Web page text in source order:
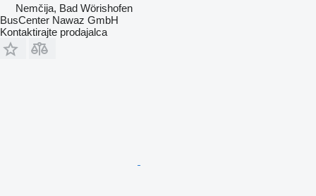
Nemčija, Bad Wörishofen
BusCenter Nawaz GmbH
Kontaktirajte prodajalca